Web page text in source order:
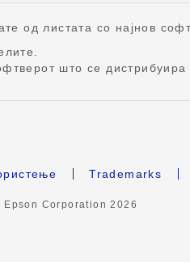
од листата со најнов
што се дистрибуира
Trademarks
Epson Corporation2026